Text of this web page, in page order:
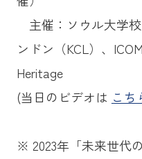
主催：ソウル大学
ンドン（KCL）、
Heritage
(当日のビデオは こち
※ 2023年「未来世代